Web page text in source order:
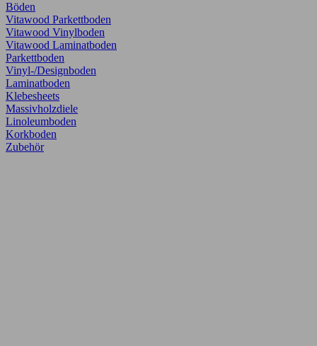
Böden
Vitawood Parkettboden
Vitawood Vinylboden
Vitawood Laminatboden
Parkettboden
Vinyl-/Designboden
Laminatboden
Klebesheets
Massivholzdiele
Linoleumboden
Korkboden
Zubehör